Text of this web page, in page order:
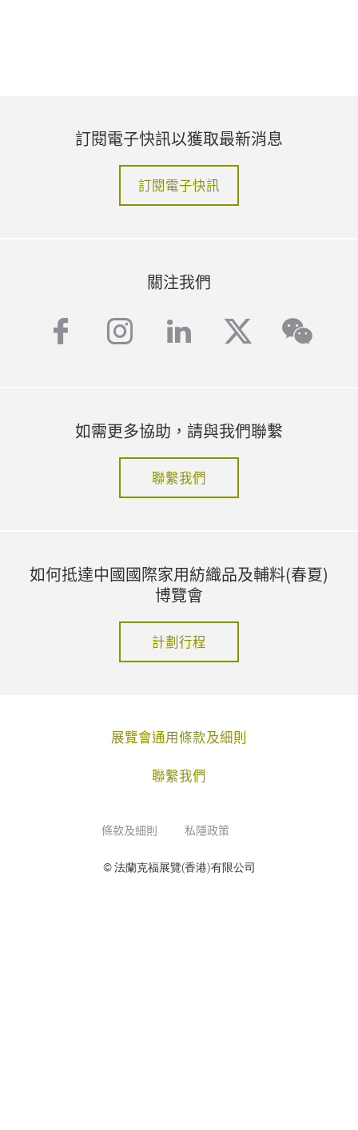
訂閱電子快訊以獲取最新消息
訂閱電子快訊
關注我們
facebook
instagram
linkedintwitter
如需更多協助，請與我們聯繫
聯繫我們
如何抵達中國國際家用紡織品及輔料(春夏)
博覽會
計劃行程
展覽會通用條款及細則
聯繫我們
條款及細則 私隱政策
© 法蘭克福展覽(香港)有限公司